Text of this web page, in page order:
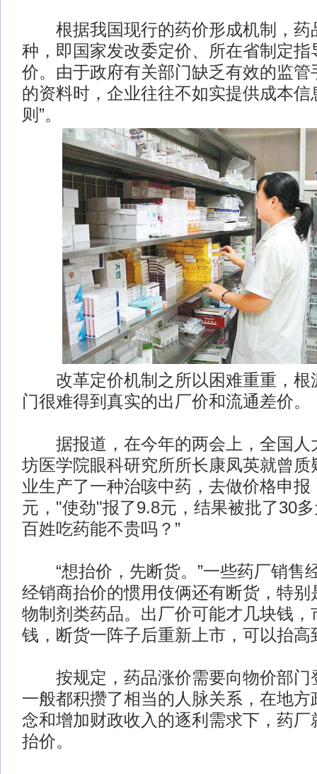
根据我国现行的药价形成机制，药
种，即国家发改委定价、所在省制定指
价。由于政府有关部门缺乏有效的监管
的资料时，企业往往不如实提供成本信
则”。
改革定价机制之所以困难重重，根
门很难得到真实的出厂价和流通差价。
据报道，在今年的两会上，全国人
坊医学院眼科研究所所长康凤英就曾质
业生产了一种治咳中药，去做价格申报
元，"使劲"报了9.8元，结果被批了30
百姓吃药能不贵吗？”
“想抬价，先断货。”一些药厂销售
经销商抬价的惯用伎俩还有断货，特别
物制剂类药品。出厂价可能才几块钱，
钱，断货一阵子后重新上市，可以抬高
按规定，药品涨价需要向物价部门
一般都积攒了相当的人脉关系，在地方
念和增加财政收入的逐利需求下，药厂
抬价。